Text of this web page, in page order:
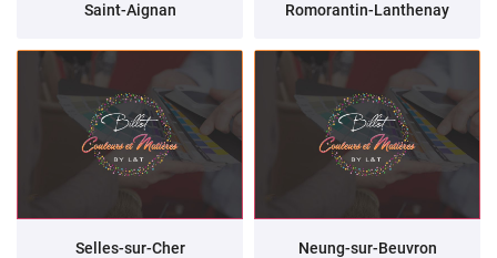
Saint-Aignan Romorantin-Lanthenay
Selles-sur-Cher Neung-sur-Beuvron